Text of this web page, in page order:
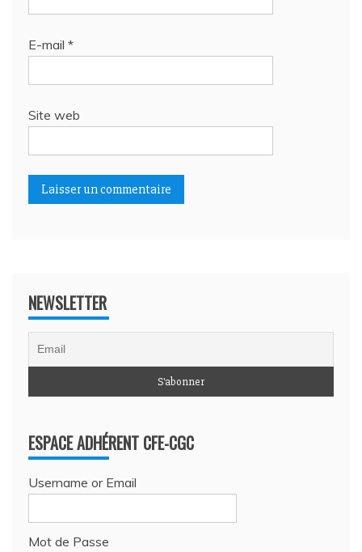
E-mail *
Site web
NEWSLETTER
ESPACE ADHÉRENT CFE-CGC
Username or Email
Mot de Passe